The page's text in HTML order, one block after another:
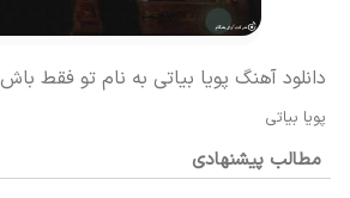
دانلود آهنگ پویا بیاتی به نام تو فقط باش
پویا بیاتی
مطالب پیشنهادی